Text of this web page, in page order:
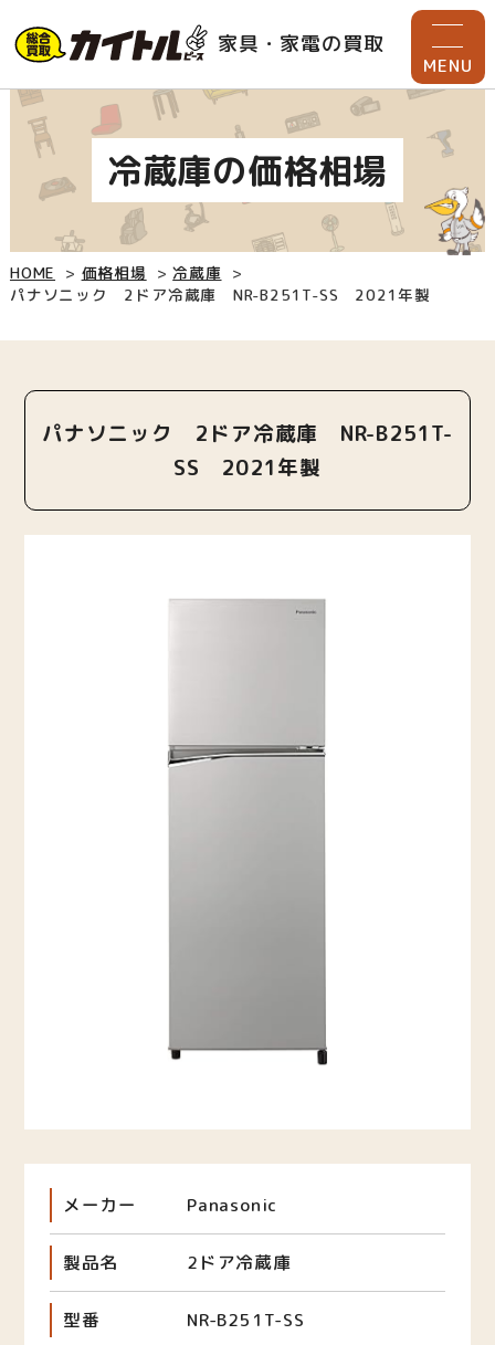
家具・家電の買取
MENU
冷蔵庫の価格相場
HOME 価格相場
冷蔵庫
パナソニック 2ドア冷蔵庫 NR-B251T-SS 2021年製
パナソニック 2ドア冷蔵庫 NR-B251T-
SS 2021年製
メーカー Panasonic
製品名 2ドア冷蔵庫
型番 NR-B251T-SS